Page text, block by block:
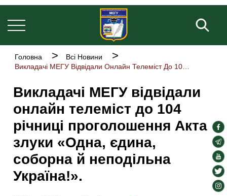
Перейти
до
основного
вмісту
Основна
Рядок
навіґації
Головна
Всі Новини
Викладачі МЕГУ відвідали
онлайн телеміст до 104
річниці проголошення Акта
злуки «Одна, єдина,
соборна й неподільна
Україна!».